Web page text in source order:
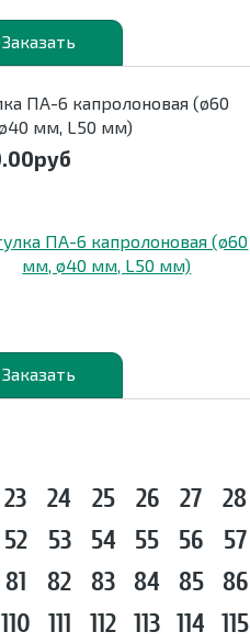
ПА-6 капролоновая (ø60
мм, L50 мм)
руб
23 24 25 26 27
28
52 53 54 55 56
57
81 82 83 84 85
86
110 111 112 113 114 115